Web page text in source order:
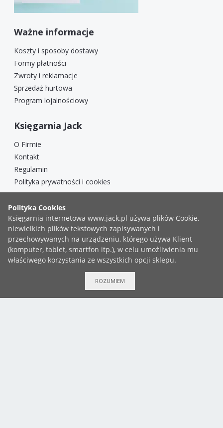
Ważne informacje
Koszty i sposoby dostawy
Formy płatności
Zwroty i reklamacje
Sprzedaż hurtowa
Program lojalnościowy
Księgarnia Jack
O Firmie
Kontakt
Regulamin
Polityka prywatności i cookies
Bądź na bieżąco!
3 Maja 49A, 43-450 Ustroń
+48 783 999 737
ROZUMIEM